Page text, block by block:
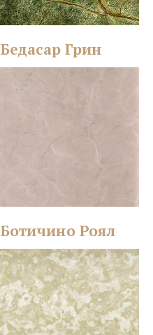
Бедасар Грин
Ботичино Роял